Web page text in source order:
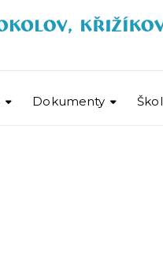
Dokumenty